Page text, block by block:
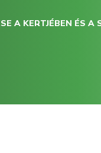
A KERTJÉBEN ÉS A